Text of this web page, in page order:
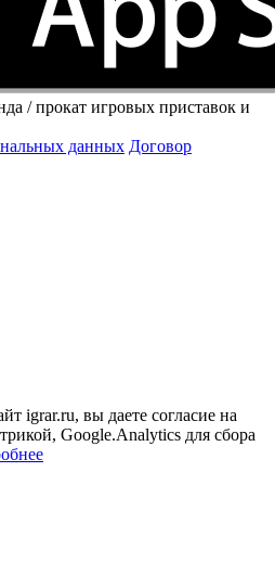
/ прокат игровых приставок и
данных Договор
igrar.ru, вы даете согласие на
Google.Analytics для сбора